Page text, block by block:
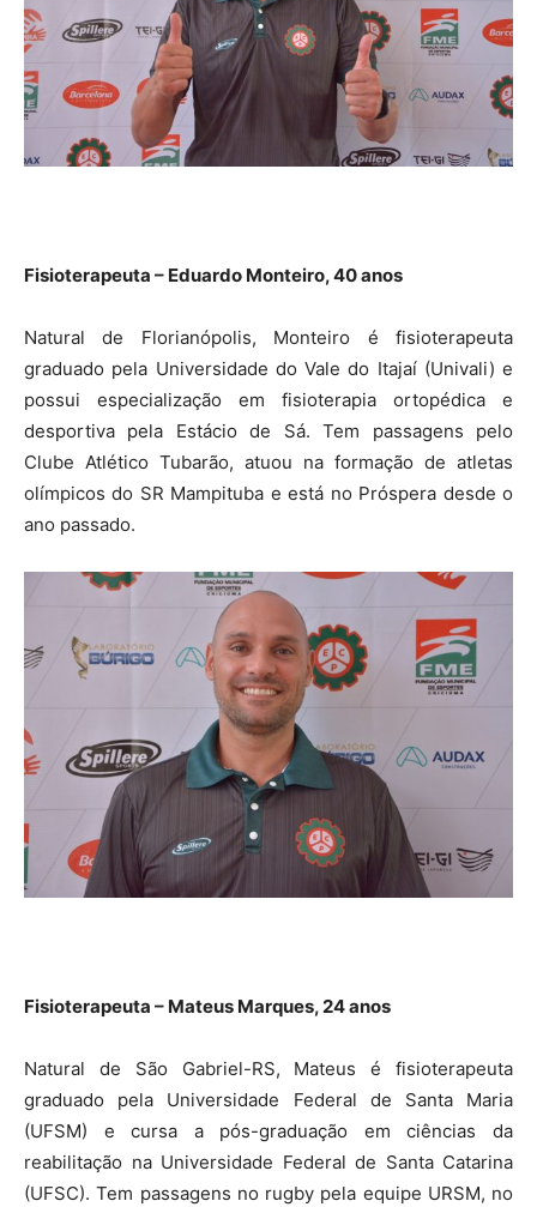
Fisioterapeuta – Eduardo Monteiro, 40 anos
Natural de Florianópolis, Monteiro é fisioterapeuta
graduado pela Universidade do Vale do Itajaí (Univali) e
possui especialização em fisioterapia ortopédica e
desportiva pela Estácio de Sá. Tem passagens pelo
Clube Atlético Tubarão, atuou na formação de atletas
olímpicos do SR Mampituba e está no Próspera desde o
ano passado.
Fisioterapeuta – Mateus Marques, 24 anos
Natural de São Gabriel-RS, Mateus é fisioterapeuta
graduado pela Universidade Federal de Santa Maria
(UFSM) e cursa a pós-graduação em ciências da
reabilitação na Universidade Federal de Santa Catarina
(UFSC). Tem passagens no rugby pela equipe URSM, no